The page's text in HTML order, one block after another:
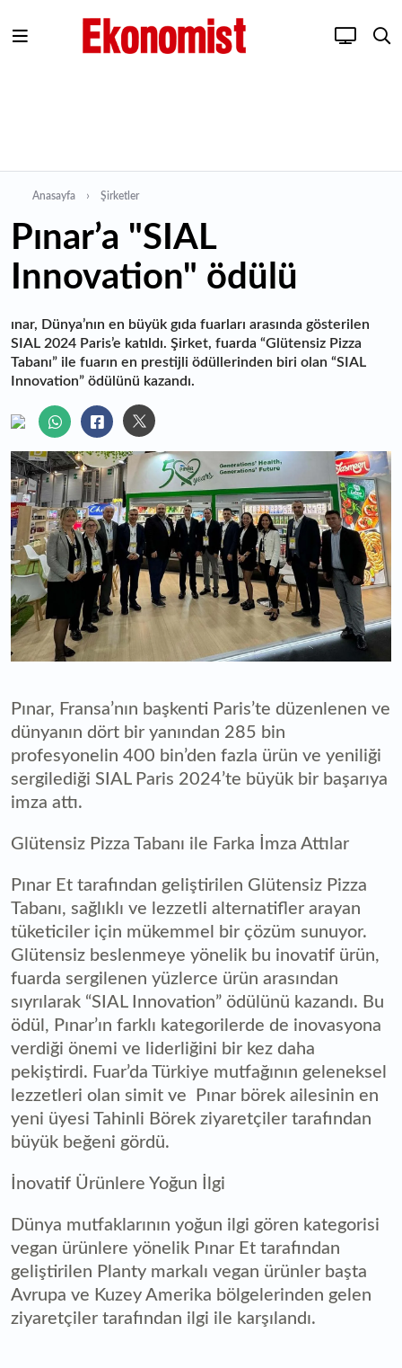
Anasayfa Şirketler
Pınar’a "SIAL
Innovation" ödülü
ınar, Dünya’nın en büyük gıda fuarları arasında gösterilen
SIAL 2024 Paris’e katıldı. Şirket, fuarda “Glütensiz Pizza
Tabanı” ile fuarın en prestijli ödüllerinden biri olan “SIAL
Innovation” ödülünü kazandı.
Pınar, Fransa’nın başkenti Paris’te düzenlenen ve
dünyanın dört bir yanından 285 bin
profesyonelin 400 bin’den fazla ürün ve yeniliği
sergilediği SIAL Paris 2024’te büyük bir başarıya
imza attı.
Glütensiz Pizza Tabanı ile Farka İmza Attılar
Pınar Et tarafından geliştirilen Glütensiz Pizza
Tabanı, sağlıklı ve lezzetli alternatifler arayan
tüketiciler için mükemmel bir çözüm sunuyor.
Glütensiz beslenmeye yönelik bu inovatif ürün,
fuarda sergilenen yüzlerce ürün arasından
sıyrılarak “SIAL Innovation” ödülünü kazandı. Bu
ödül, Pınar’ın farklı kategorilerde de inovasyona
verdiği önemi ve liderliğini bir kez daha
pekiştirdi. Fuar’da Türkiye mutfağının geleneksel
lezzetleri olan simit ve Pınar börek ailesinin en
yeni üyesi Tahinli Börek ziyaretçiler tarafından
büyük beğeni gördü.
İnovatif Ürünlere Yoğun İlgi
Dünya mutfaklarının yoğun ilgi gören kategorisi
vegan ürünlere yönelik Pınar Et tarafından
geliştirilen Planty markalı vegan ürünler başta
Avrupa ve Kuzey Amerika bölgelerinden gelen
ziyaretçiler tarafından ilgi ile karşılandı.